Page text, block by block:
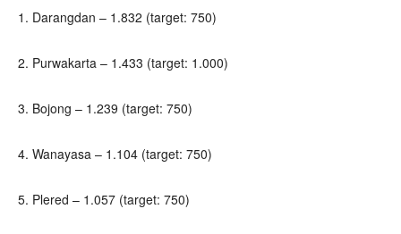
1. Darangdan – 1.832 (target: 750)
2. Purwakarta – 1.433 (target: 1.000)
3. Bojong – 1.239 (target: 750)
4. Wanayasa – 1.104 (target: 750)
5. Plered – 1.057 (target: 750)